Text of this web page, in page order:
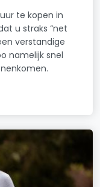
te kopen in
u straks “net
verstandige
namelijk snel